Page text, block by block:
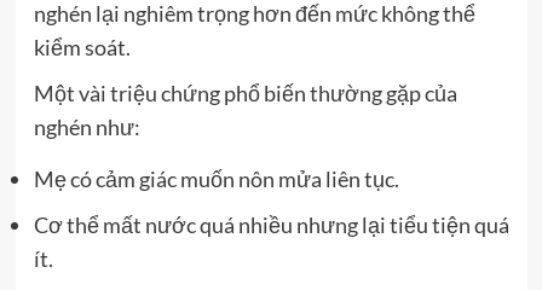
nghén lại nghiêm trọng hơn đến mức không thể
kiểm soát.
Một vài triệu chứng phổ biến thường gặp của
nghén như:
Mẹ có cảm giác muốn nôn mửa liên tục.
Cơ thể mất nước quá nhiều nhưng lại tiểu tiện quá
ít.